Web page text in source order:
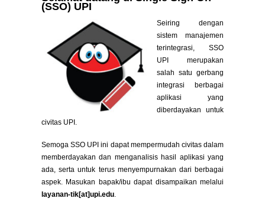
(SSO) UPI
Seiring dengan
sistem manajemen
terintegrasi, SSO
UPI merupakan
salah satu gerbang
integrasi berbagai
aplikasi yang
diberdayakan untuk
civitas UPI.
Semoga SSO UPI ini dapat mempermudah civitas dalam
memberdayakan dan menganalisis hasil aplikasi yang
ada, serta untuk terus menyempurnakan dari berbagai
aspek. Masukan bapak/ibu dapat disampaikan melalui
layanan-tik[at]upi.edu.